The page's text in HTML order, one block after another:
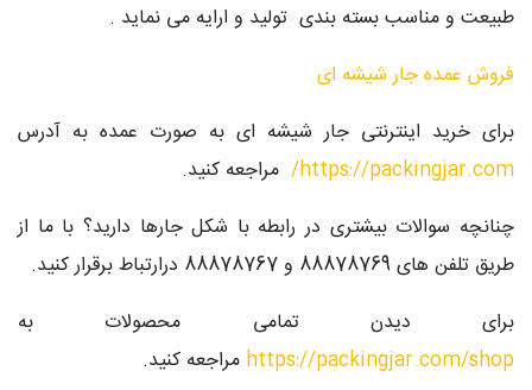
طبیعت و مناسب بسته بندی تولید و ارایه می نماید .
فروش عمده جار شیشه ای
برای خرید اینترنتی جار شیشه ای به صورت عمده به آدرس
https://packingjar.com
/ مراجعه کنید.
چنانچه سوالات بیشتری در رابطه با شکل جارها دارید؟ با ما از
طریق تلفن های 88878769 و 88878767 درارتباط برقرار کنید.
برای دیدن تمامی محصولات به
https://packingjar.com/shop مراجعه کنید.